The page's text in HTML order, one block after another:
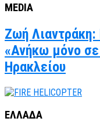
MEDIA
Ζωή
«Ανήκω μόνο σε
Ηρακλείου
ΕΛΛΑΔΑ